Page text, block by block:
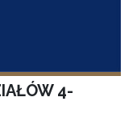
4-